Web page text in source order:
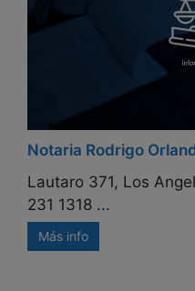
Notaria Rodrigo
Lautaro 371, Los
231 1318 ...
Más info